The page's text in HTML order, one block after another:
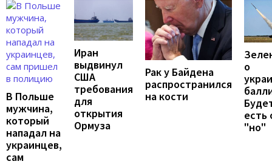
В Польше
мужчина,
который
нападал на
украинцев,
сам
Иран
выдвинул
США
требования
для
открытия
Ормуза
Рак у Байдена
распространился
на кости
о
есть
"но"